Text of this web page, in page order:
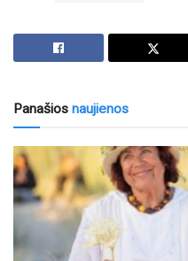
Panašios naujienos